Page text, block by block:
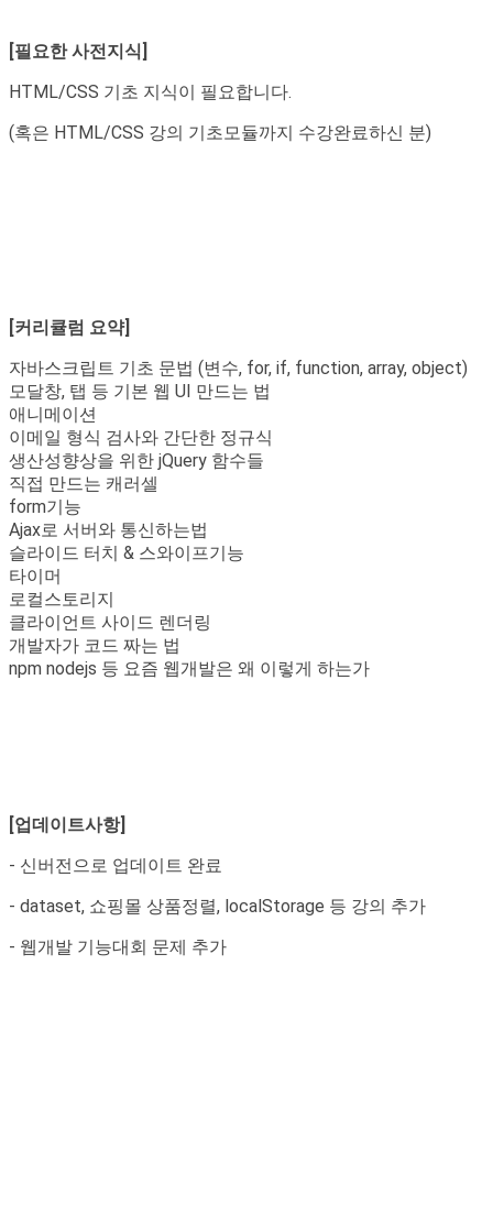
[필요한 사전지식]
HTML/CSS 기초 지식이 필요합니다.
(혹은 HTML/CSS 강의 기초모듈까지 수강완료하신 분)
[커리큘럼 요약]
자바스크립트 기초 문법 (변수, for, if, function, array, object)
모달창, 탭 등 기본 웹 UI 만드는 법
애니메이션
이메일 형식 검사와 간단한 정규식
생산성향상을 위한 jQuery 함수들
직접 만드는 캐러셀
form기능
Ajax로 서버와 통신하는법
슬라이드 터치 & 스와이프기능
타이머
로컬스토리지
클라이언트 사이드 렌더링
개발자가 코드 짜는 법
npm nodejs 등 요즘 웹개발은 왜 이렇게 하는가
[업데이트사항]
- 신버전으로 업데이트 완료
- dataset, 쇼핑몰 상품정렬, localStorage 등 강의 추가
- 웹개발 기능대회 문제 추가